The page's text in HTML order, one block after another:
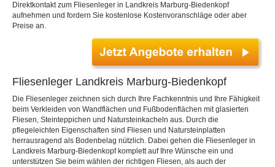
Direktkontakt zum Fliesenleger in Landkreis Marburg-Biedenkopf
aufnehmen und fordern Sie kostenlose Kostenvoranschläge oder aber
Preise an.
Fliesenleger Landkreis Marburg-Biedenkopf
Die Fliesenleger zeichnen sich durch Ihre Fachkenntnis und Ihre Fähigkeit
beim Verkleiden von Wandflächen und Fußbodenflächen mit glasierten
Fliesen, Steinteppichen und Natursteinkacheln aus. Durch die
pflegeleichten Eigenschaften sind Fliesen und Natursteinplatten
herrausragend als Bodenbelag nützlich. Dabei gehen die Fliesenleger in
Landkreis Marburg-Biedenkopf komplett auf Ihre Wünsche ein und
unterstützen Sie beim wählen der richtigen Fliesen, als auch der